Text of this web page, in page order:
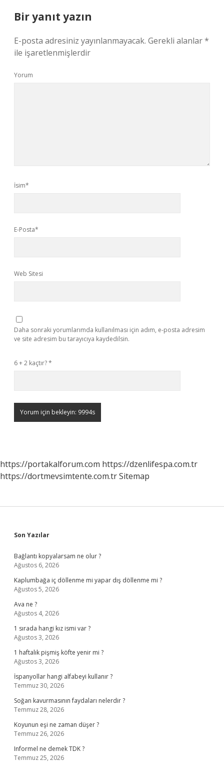
Bir yanıt yazın
E-posta adresiniz yayınlanmayacak. Gerekli alanlar*
ile işaretlenmişlerdir
Yorum
İsim*
E-Posta*
Web Sitesi
Daha sonraki yorumlarımda kullanılması için adım, e-posta adresim
ve site adresim bu tarayıcıya kaydedilsin.
6 + 2 kaçtır?*
https://portakalforum.com https://dzenlifespa.com.tr
https://dortmevsimtente.com.trSitemap
Sidebar
Son Yazılar
Bağlantı kopyalarsam ne olur ?
Ağustos 6, 2026
Kaplumbağa iç döllenme mi yapar dış döllenme mi ?
Ağustos 5, 2026
Ava ne ?
Ağustos 4, 2026
1 sırada hangi kız ismi var ?
Ağustos 3, 2026
1 haftalık pişmiş köfte yenir mi ?
Ağustos 3, 2026
İspanyollar hangi alfabeyi kullanır ?
Temmuz 30, 2026
Soğan kavurmasının faydaları nelerdir ?
Temmuz 28, 2026
Koyunun eşi ne zaman düşer ?
Temmuz 26, 2026
Informel ne demek TDK ?
Temmuz 25, 2026